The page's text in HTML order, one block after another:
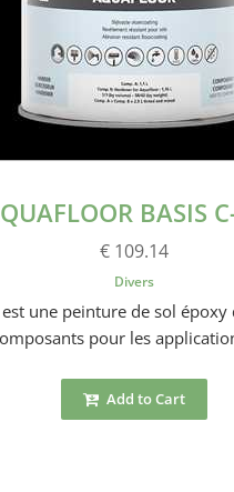
BASIS
€ 109.14
Divers
une peinture de sol époxy
pour les
Add to Cart